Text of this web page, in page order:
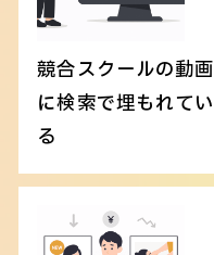
競合スクールの動画
に検索で埋もれてい
る